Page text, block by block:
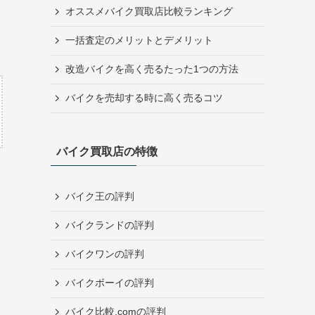
オススメバイク買取店比較ランキング
一括査定のメリットとデメリット
改造バイクを高く売るたった1つの方法
バイクを売却する時に高く売るコツ
バイク買取店の特徴
バイク王の評判
バイクランドの評判
バイクワンの評判
バイクボーイの評判
バイク比較.comの評判